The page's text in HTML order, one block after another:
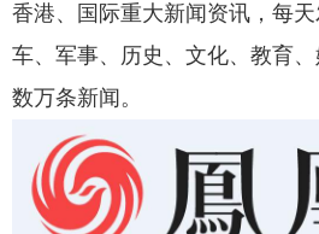
香港、国际重大新闻资讯，每
车、军事、历史、文化、教育
数万条新闻。